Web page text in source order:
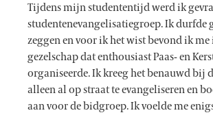
Tijdens mijn studententijd werd ik
studentenevangelisatiegroep. Ik durfde
zeggen en voor ik het wist bevond ik me
gezelschap dat enthousiast Paas- en
organiseerde. Ik kreeg het benauwd bij
alleen al op straat te evangeliseren en
aan voor de bidgroep. Ik voelde me